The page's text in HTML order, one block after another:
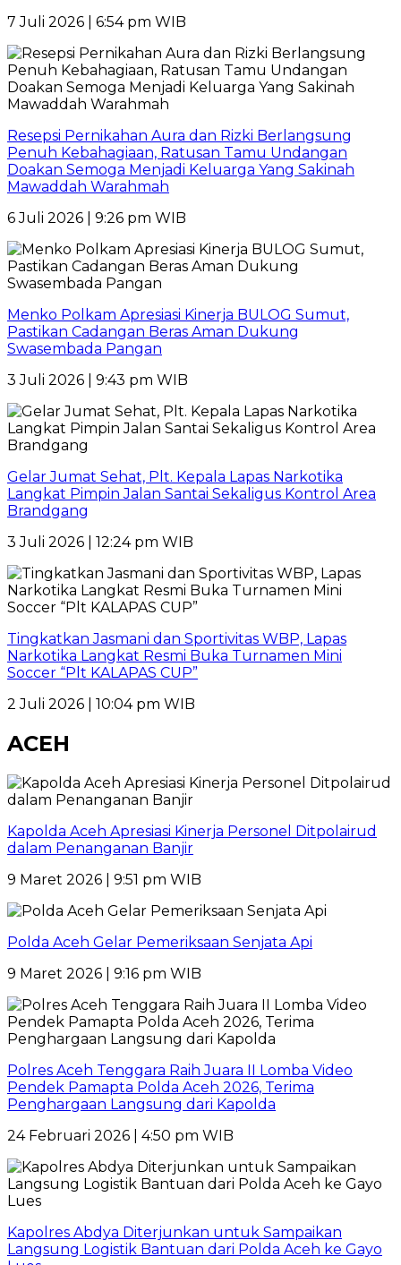
7 Juli 2026 | 6:54 pm WIB
Resepsi Pernikahan Aura dan Rizki Berlangsung
Penuh Kebahagiaan, Ratusan Tamu Undangan
Doakan Semoga Menjadi Keluarga Yang Sakinah
Mawaddah Warahmah
6 Juli 2026 | 9:26 pm WIB
Menko Polkam Apresiasi Kinerja BULOG Sumut,
Pastikan Cadangan Beras Aman Dukung
Swasembada Pangan
3 Juli 2026 | 9:43 pm WIB
Gelar Jumat Sehat, Plt. Kepala Lapas Narkotika
Langkat Pimpin Jalan Santai Sekaligus Kontrol Area
Brandgang
3 Juli 2026 | 12:24 pm WIB
Tingkatkan Jasmani dan Sportivitas WBP, Lapas
Narkotika Langkat Resmi Buka Turnamen Mini
Soccer “Plt KALAPAS CUP”
2 Juli 2026 | 10:04 pm WIB
ACEH
Kapolda Aceh Apresiasi Kinerja Personel Ditpolairud
dalam Penanganan Banjir
9 Maret 2026 | 9:51 pm WIB
Polda Aceh Gelar Pemeriksaan Senjata Api
9 Maret 2026 | 9:16 pm WIB
Polres Aceh Tenggara Raih Juara II Lomba Video
Pendek Pamapta Polda Aceh 2026, Terima
Penghargaan Langsung dari Kapolda
24 Februari 2026 | 4:50 pm WIB
Kapolres Abdya Diterjunkan untuk Sampaikan
Langsung Logistik Bantuan dari Polda Aceh ke Gayo